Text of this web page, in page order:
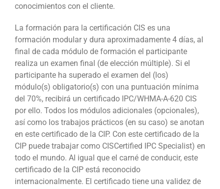
conocimientos con el cliente.
La formación para la certificación CIS es una
formación modular y dura aproximadamente 4 días, al
final de cada módulo de formación el participante
realiza un examen final (de elección múltiple). Si el
participante ha superado el examen del (los)
módulo(s) obligatorio(s) con una puntuación mínima
del 70%, recibirá un certificado IPC/WHMA-A-620 CIS
por ello. Todos los módulos adicionales (opcionales),
así como los trabajos prácticos (en su caso) se anotan
en este certificado de la CIP. Con este certificado de la
CIP puede trabajar como CISCertified IPC Specialist) en
todo el mundo. Al igual que el carné de conducir, este
certificado de la CIP está reconocido
internacionalmente. El certificado tiene una validez de